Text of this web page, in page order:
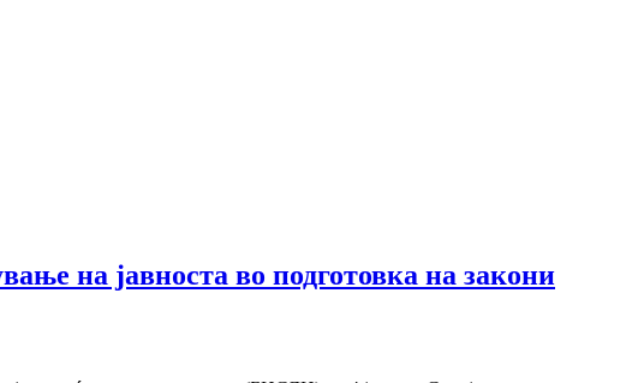
на јавноста во подготовка на закони